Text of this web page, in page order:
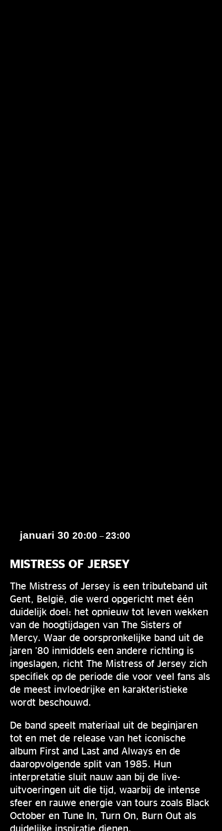
januari 30 20:00 –23:00
MISTRESS OF JERSEY
The Mistress of Jersey is een tributeband uit
Gent, België, die werd opgericht met één
duidelijk doel: het opnieuw tot leven wekken
van de hoogtijdagen van The Sisters of
Mercy. Waar de oorspronkelijke band uit de
jaren ’80 inmiddels een andere richting is
ingeslagen, richt The Mistress of Jersey zich
specifiek op de periode die voor veel fans als
de meest invloedrijke en karakteristieke
wordt beschouwd.
De band speelt materiaal uit de beginjaren
tot en met de release van het iconische
album First and Last and Always en de
daaropvolgende split van 1985. Hun
interpretatie sluit nauw aan bij de live-
uitvoeringen uit die tijd, waarbij de intense
sfeer en rauwe energie van tours zoals Black
October en Tune In, Turn On, Burn Out als
duidelijke inspiratie dienen.